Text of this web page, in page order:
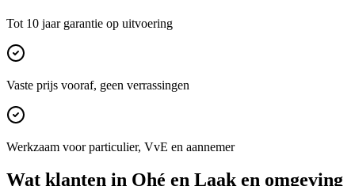
Tot 10 jaar garantie op uitvoering
Vaste prijs vooraf, geen verrassingen
Werkzaam voor particulier, VvE en aannemer
Wat klanten in Ohé en Laaken omgeving